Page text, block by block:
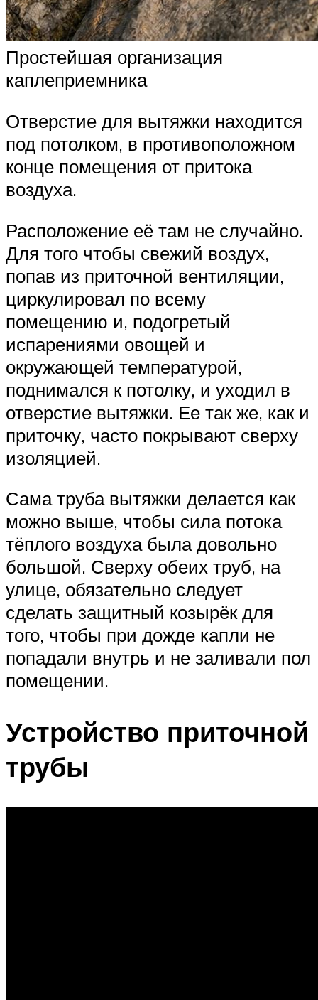
Простейшая организация
каплеприемника
Отверстие для вытяжки находится
под потолком, в противоположном
конце помещения от притока
воздуха.
Расположение её там не случайно.
Для того чтобы свежий воздух,
попав из приточной вентиляции,
циркулировал по всему
помещению и, подогретый
испарениями овощей и
окружающей температурой,
поднимался к потолку, и уходил в
отверстие вытяжки. Ее так же, как и
приточку, часто покрывают сверху
изоляцией.
Сама труба вытяжки делается как
можно выше, чтобы сила потока
тёплого воздуха была довольно
большой. Сверху обеих труб, на
улице, обязательно следует
сделать защитный козырёк для
того, чтобы при дожде капли не
попадали внутрь и не заливали пол
помещении.
Устройство приточной
трубы